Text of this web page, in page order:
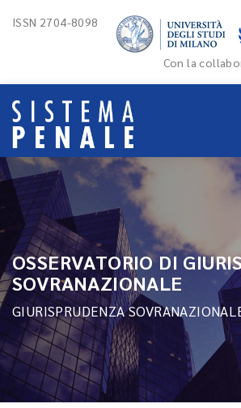
ISSN 2704-8098
Con la
OSSERVATORIO DI
SOVRANAZIONALE
GIURISPRUDENZA